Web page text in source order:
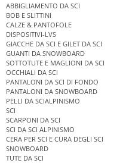
ABBIGLIAMENTO DA SCI
BOB E SLITTINI
CALZE & PANTOFOLE
DISPOSITIVI-LVS
GIACCHE DA SCI E GILET DA SCI
GUANTI DA SNOWBOARD
SOTTOTUTE E MAGLIONI DA SCI
OCCHIALI DA SCI
PANTALONI DA SCI DI FONDO
PANTALONI DA SNOWBOARD
PELLI DA SCIALPINISMO
SCI
SCARPONI DA SCI
SCI DA SCI ALPINISMO
CERA PER SCI E CURA DEGLI SCI
SNOWBOARD
TUTE DA SCI